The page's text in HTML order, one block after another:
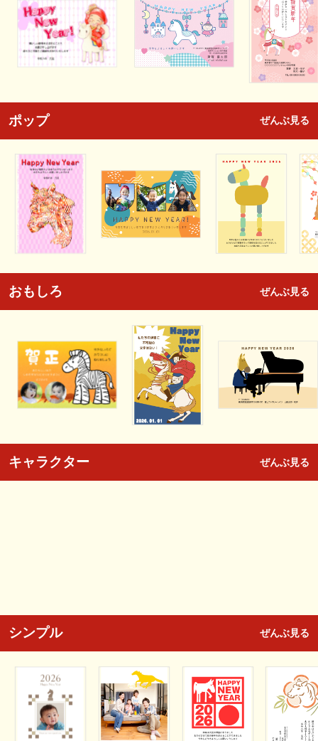
ポップ ぜんぶ見る
おもしろ ぜんぶ見る
キャラクター ぜんぶ見る
シンプル ぜんぶ見る